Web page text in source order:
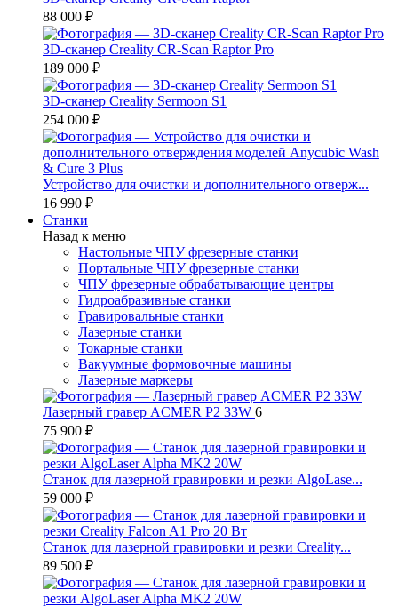
88 000 ₽
3D-сканер Creality CR-Scan Raptor Pro
189 000 ₽
3D-сканер Creality Sermoon S1
254 000 ₽
Устройство для очистки и дополнительного отверж...
16 990 ₽
Станки
Назад к меню
Настольные ЧПУ фрезерные станки
Портальные ЧПУ фрезерные станки
ЧПУ фрезерные обрабатывающие центры
Гидроабразивные станки
Гравировальные станки
Лазерные станки
Токарные станки
Вакуумные формовочные машины
Лазерные маркеры
Лазерный гравер ACMER P2 33W 6
75 900 ₽
Станок для лазерной гравировки и резки AlgoLase...
59 000 ₽
Станок для лазерной гравировки и резки Creality...
89 500 ₽